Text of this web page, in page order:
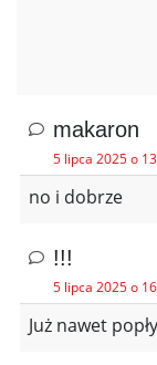
makaron
5 lipca 2025 o
no i dobrze
!!!
5 lipca 2025 o
Już nawet